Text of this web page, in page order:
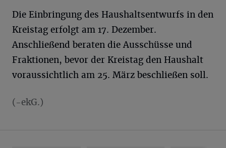
Die Einbringung des Haushaltsentwurfs in den
Kreistag erfolgt am 17. Dezember.
Anschließend beraten die Ausschüsse und
Fraktionen, bevor der Kreistag den Haushalt
voraussichtlich am 25. März beschließen soll.
(-ekG.)